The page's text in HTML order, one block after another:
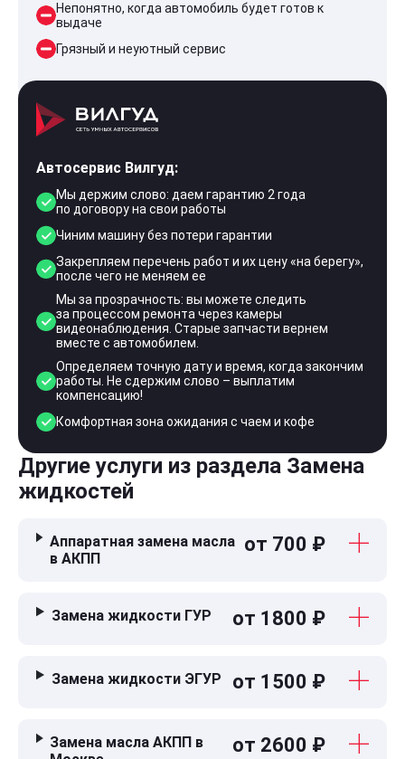
Непонятно, когда автомобиль будет готов к
выдаче
Грязный и неуютный сервис
Автосервис Вилгуд:
Мы держим слово: даем гарантию 2 года
по договору на свои работы
Чиним машину без потери гарантии
Закрепляем перечень работ и их цену «на берегу»,
после чего не меняем ее
Мы за прозрачность: вы можете следить
за процессом ремонта через камеры
видеонаблюдения. Старые запчасти вернем
вместе с автомобилем.
Определяем точную дату и время, когда закончим
работы. Не сдержим слово – выплатим
компенсацию!
Комфортная зона ожидания с чаем и кофе
Другие услуги из раздела Замена
жидкостей
Аппаратная замена масла
в АКПП
от 700 ₽
Замена жидкости ГУР от 1800 ₽
Замена жидкости ЭГУР от 1500 ₽
Замена масла АКПП в
от 2600 ₽